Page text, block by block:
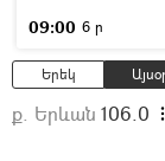
09:00 6 ր
Երեկ
ք. Երևան 106.0